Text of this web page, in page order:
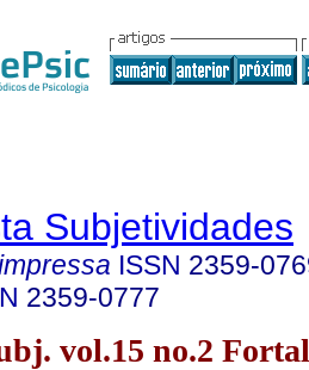
Subjetividades
ISSN 2359-
2359-0777
vol.15 no.2